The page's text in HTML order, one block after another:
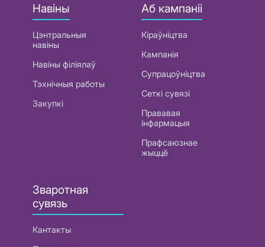
Навіны
Цэнтральныя
навіны
Навіны філіялаў
Тэхнічныя работы
Закупкі
Аб кампаніі
Кіраўніцтва
Кампанія
Супрацоўніцтва
Сеткі сувязі
Прававая
інфармацыя
Прафсаюзнае
жыццё
Зваротная
сувязь
Кантакты